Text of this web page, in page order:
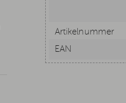
Artikelnummer
EAN